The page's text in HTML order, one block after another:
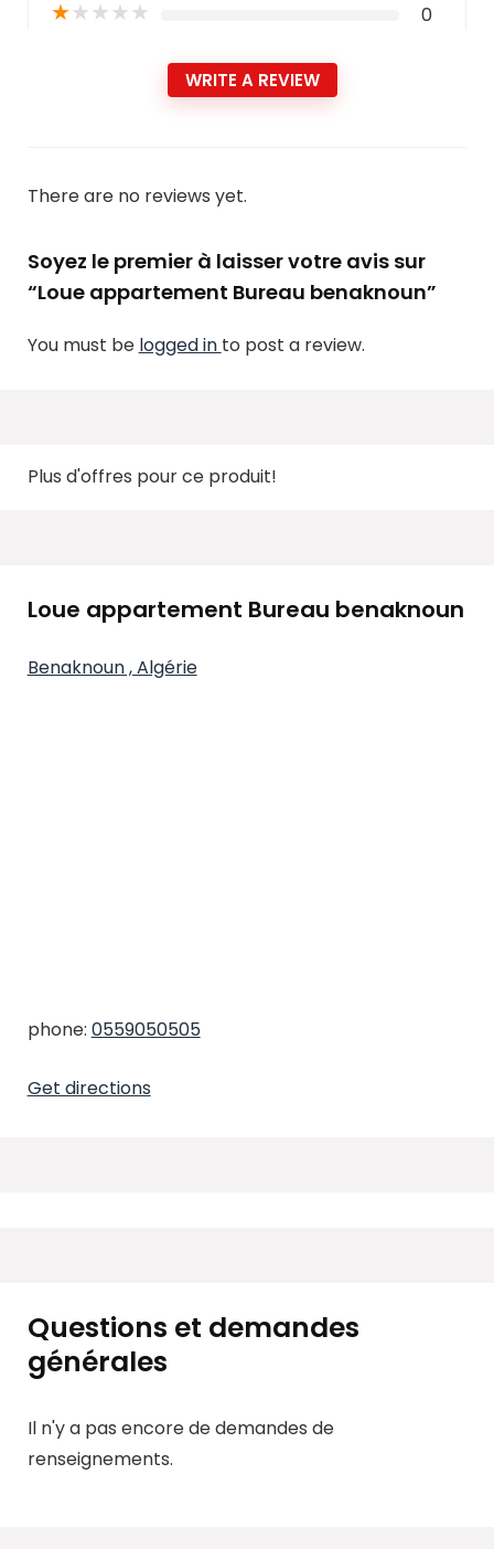
★★★★★ 0
WRITE A REVIEW
There are no reviews yet.
Soyez le premier à laisser votre avis sur
“Loue appartement Bureau benaknoun”
You must be logged in to post a review.
Plus d'offres pour ce produit!
Loue appartement Bureau benaknoun
Benaknoun , Algérie
phone: 0559050505
Get directions
Questions et demandes
générales
Il n'y a pas encore de demandes de
renseignements.